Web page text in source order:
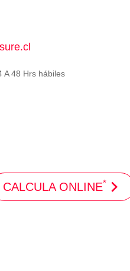
A 48 Hrs hábiles
CALCULA ONLINE*